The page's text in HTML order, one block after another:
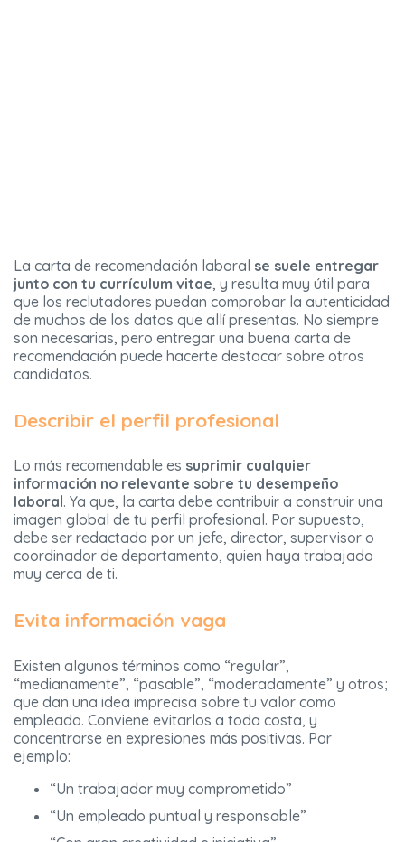
La carta de recomendación laboral se suele entregar
junto con tu currículum vitae, y resulta muy útil para
que los reclutadores puedan comprobar la autenticidad
de muchos de los datos que allí presentas. No siempre
son necesarias, pero entregar una buena carta de
recomendación puede hacerte destacar sobre otros
candidatos.
Describir el perfil profesional
Lo más recomendable es suprimir cualquier
información no relevante sobre tu desempeño
labora l. Ya que, la carta debe contribuir a construir una
imagen global de tu perfil profesional. Por supuesto,
debe ser redactada por un jefe, director, supervisor o
coordinador de departamento, quien haya trabajado
muy cerca de ti.
Evita información vaga
Existen algunos términos como “regular”,
“medianamente”, “pasable”, “moderadamente” y otros;
que dan una idea imprecisa sobre tu valor como
empleado. Conviene evitarlos a toda costa, y
concentrarse en expresiones más positivas. Por
ejemplo:
“Un trabajador muy comprometido”
“Un empleado puntual y responsable”